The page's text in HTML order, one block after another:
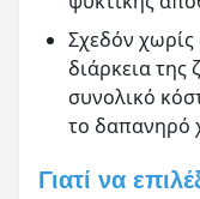
Σχεδόν
διάρκεια της
συνολικό
το δαπανηρό
Γιατί να